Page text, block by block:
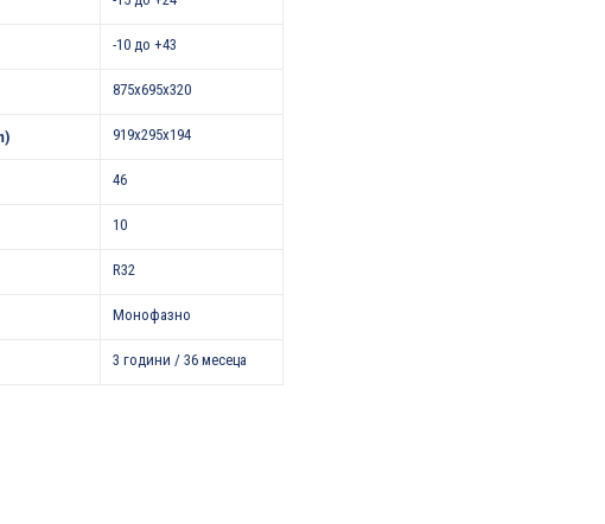
-10 до +43
875х695х320
919х295х194
46
10
R32
Монофазно
3 години / 36 месеца